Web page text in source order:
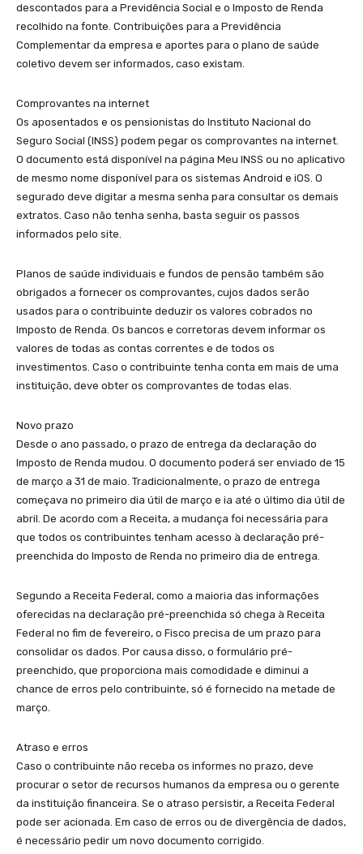
descontados para a Previdência Social e o Imposto de Renda
recolhido na fonte. Contribuições para a Previdência
Complementar da empresa e aportes para o plano de saúde
coletivo devem ser informados, caso existam.
Comprovantes na internet
Os aposentados e os pensionistas do Instituto Nacional do
Seguro Social (INSS) podem pegar os comprovantes na internet.
O documento está disponível na página Meu INSS ou no aplicativo
de mesmo nome disponível para os sistemas Android e iOS. O
segurado deve digitar a mesma senha para consultar os demais
extratos. Caso não tenha senha, basta seguir os passos
informados pelo site.
Planos de saúde individuais e fundos de pensão também são
obrigados a fornecer os comprovantes, cujos dados serão
usados para o contribuinte deduzir os valores cobrados no
Imposto de Renda. Os bancos e corretoras devem informar os
valores de todas as contas correntes e de todos os
investimentos. Caso o contribuinte tenha conta em mais de uma
instituição, deve obter os comprovantes de todas elas.
Novo prazo
Desde o ano passado, o prazo de entrega da declaração do
Imposto de Renda mudou. O documento poderá ser enviado de 15
de março a 31 de maio. Tradicionalmente, o prazo de entrega
começava no primeiro dia útil de março e ia até o último dia útil de
abril. De acordo com a Receita, a mudança foi necessária para
que todos os contribuintes tenham acesso à declaração pré-
preenchida do Imposto de Renda no primeiro dia de entrega.
Segundo a Receita Federal, como a maioria das informações
oferecidas na declaração pré-preenchida só chega à Receita
Federal no fim de fevereiro, o Fisco precisa de um prazo para
consolidar os dados. Por causa disso, o formulário pré-
preenchido, que proporciona mais comodidade e diminui a
chance de erros pelo contribuinte, só é fornecido na metade de
março.
Atraso e erros
Caso o contribuinte não receba os informes no prazo, deve
procurar o setor de recursos humanos da empresa ou o gerente
da instituição financeira. Se o atraso persistir, a Receita Federal
pode ser acionada. Em caso de erros ou de divergência de dados,
é necessário pedir um novo documento corrigido.